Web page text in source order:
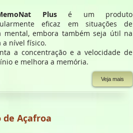
Plusé um produto
eficaz em situações de
mental, embora também seja útil na
a nível físico.
a concentração e a velocidade de
e melhora a memória.
Veja mais
de Açafroa